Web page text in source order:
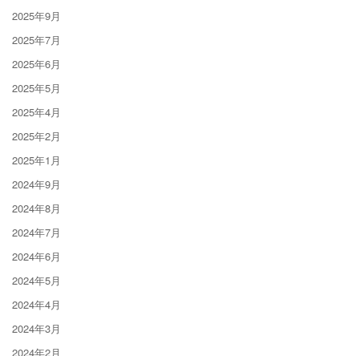
2025年9月
2025年7月
2025年6月
2025年5月
2025年4月
2025年2月
2025年1月
2024年9月
2024年8月
2024年7月
2024年6月
2024年5月
2024年4月
2024年3月
2024年2月